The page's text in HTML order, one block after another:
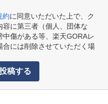
約に同意いただいた上で、ク
に第三者（個人、団体な
傷がある等、楽天GORAレ
合には削除させていただく場
稿する